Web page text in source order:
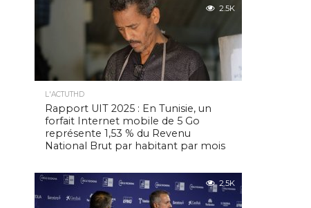
2.5K
L'ACTUTHD
Rapport UIT 2025 : En Tunisie, un
forfait Internet mobile de 5 Go
représente 1,53 % du Revenu
National Brut par habitant par mois
2.5K